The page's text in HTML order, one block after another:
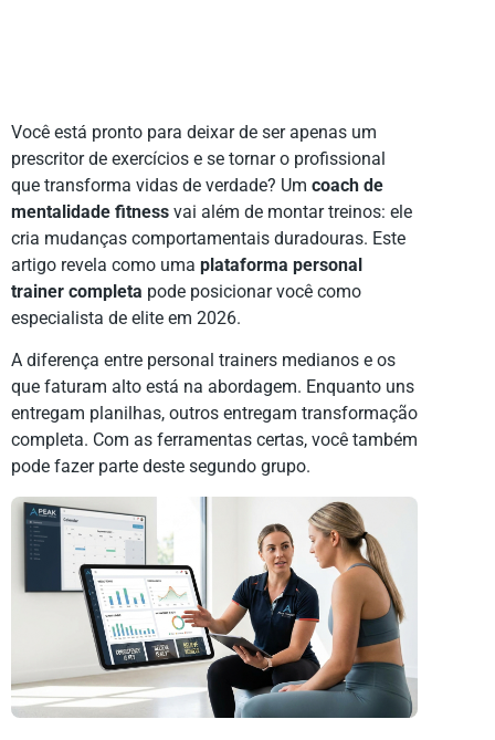
Você está pronto para deixar de ser apenas um
prescritor de exercícios e se tornar o profissional
que transforma vidas de verdade? Um coach de
mentalidade fitness vai além de montar treinos: ele
cria mudanças comportamentais duradouras. Este
artigo revela como uma plataforma personal
trainer completa pode posicionar você como
especialista de elite em 2026.
A diferença entre personal trainers medianos e os
que faturam alto está na abordagem. Enquanto uns
entregam planilhas, outros entregam transformação
completa. Com as ferramentas certas, você também
pode fazer parte deste segundo grupo.